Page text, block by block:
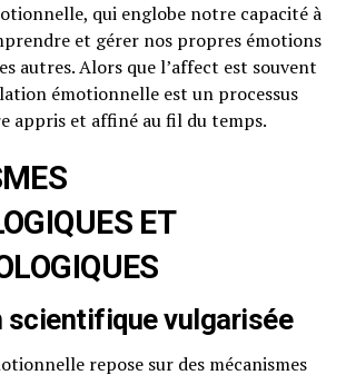
qui englobe notre capacité à
et gérer nos propres émotions
autres. Alors que l’affect est souvent
émotionnelle est un processus
appris et affiné au fil du temps.
ET
scientifique vulgarisée
repose sur des mécanismes